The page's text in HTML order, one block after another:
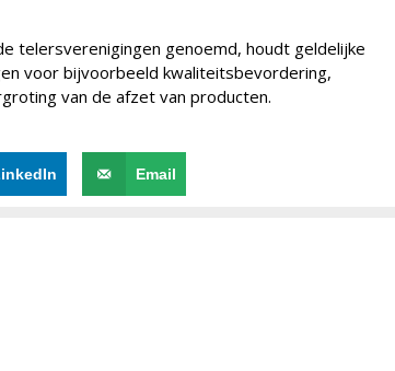
telersverenigingen genoemd, houdt geldelijke
voor bijvoorbeeld kwaliteitsbevordering,
van de afzet van producten.
Email